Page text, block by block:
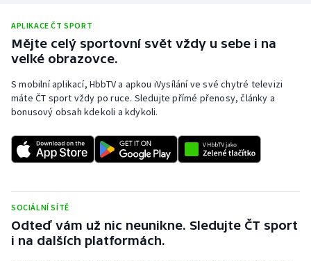
APLIKACE ČT SPORT
Mějte celý sportovní svět vždy u sebe i na
velké obrazovce.
S mobilní aplikací, HbbTV a apkou iVysílání ve své chytré televizi
máte ČT sport vždy po ruce. Sledujte přímé přenosy, články a
bonusový obsah kdekoli a kdykoli.
SOCIÁLNÍ SÍTĚ
Odteď vám už nic neunikne. Sledujte ČT sport
i na dalších platformách.